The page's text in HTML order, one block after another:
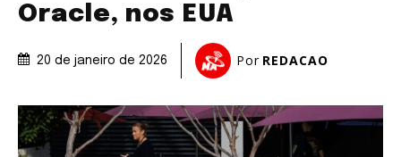
Oracle, nos EUA
20 de janeiro de 2026 Por REDACAO